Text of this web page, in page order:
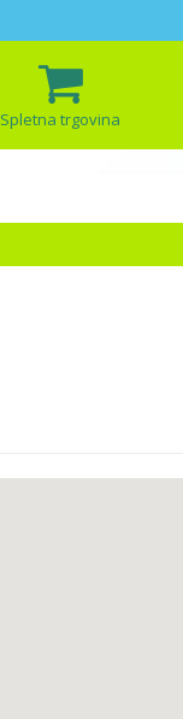
Spletna trgovina